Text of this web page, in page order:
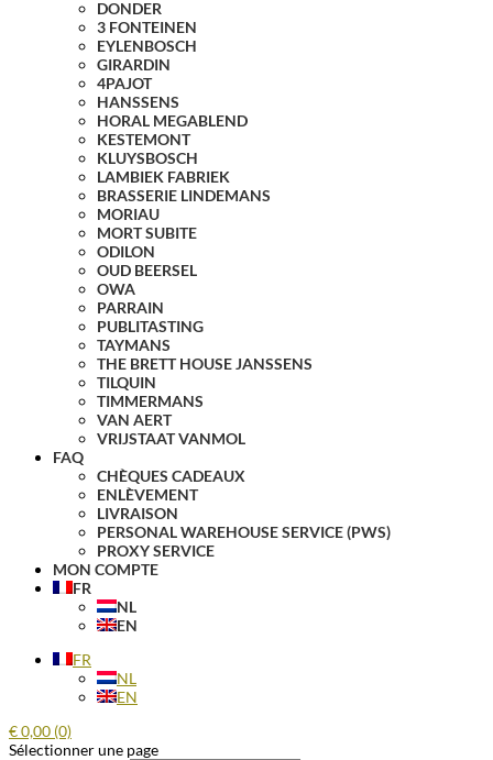
DONDER
3 FONTEINEN
EYLENBOSCH
GIRARDIN
4PAJOT
HANSSENS
HORAL MEGABLEND
KESTEMONT
KLUYSBOSCH
LAMBIEK FABRIEK
BRASSERIE LINDEMANS
MORIAU
MORT SUBITE
ODILON
OUD BEERSEL
OWA
PARRAIN
PUBLITASTING
TAYMANS
THE BRETT HOUSE JANSSENS
TILQUIN
TIMMERMANS
VAN AERT
VRIJSTAAT VANMOL
FAQ
CHÈQUES CADEAUX
ENLÈVEMENT
LIVRAISON
PERSONAL WAREHOUSE SERVICE (PWS)
PROXY SERVICE
MON COMPTE
FR
NL
EN
FR
NL
EN
€0,00 (0)
Sélectionner une page